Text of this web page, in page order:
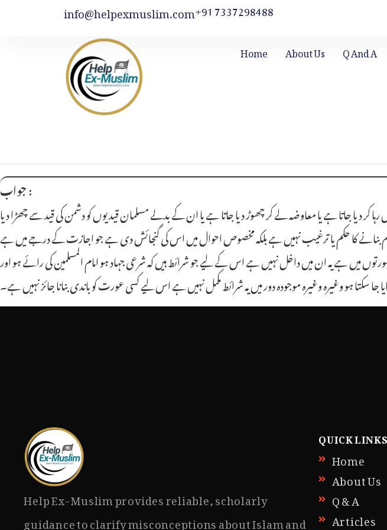
info@helpexmuslim.com+91 7337298488
Home About Us Q And A
جواب :
کر دیا جاتا ہے یا معاوضہ لے کر چھوڑ دیا جاتا ہے یا ان کے بدلے مسلمان قیدیوں کو دشمن کی قید سے چھڑا دیا
بنانے کا حکم یا ترغیب نہیں ہے بلکہ مخصوص احوال میں اس کی گنجائش دی ہے جو اجازت کے درجے میں ہے
میں ہے یہ ان میں داخل نہیں ہے اس کے لیے جو شرائط ہیں کہ شرعی جہاد ہو امام المسلمین کی رائے ہو اور
سکتا ہو وغیرہ وغیرہ موجودہ دور میں یہ شرائط مکمل نہیں ہے اس لیے کسی عورت کو باندی بنانا جائز نہیں ہے۔
Help Ex-Muslim provides reliable, scholarly
guidance to clarify misconceptions about Islam and
QUICK LINKS
Home
About Us
Q & A
Articles